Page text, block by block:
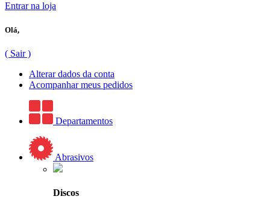
Entrar na loja
Olá,
( Sair )
Alterar dados da conta
Acompanhar meus pedidos
Departamentos
Abrasivos
Discos